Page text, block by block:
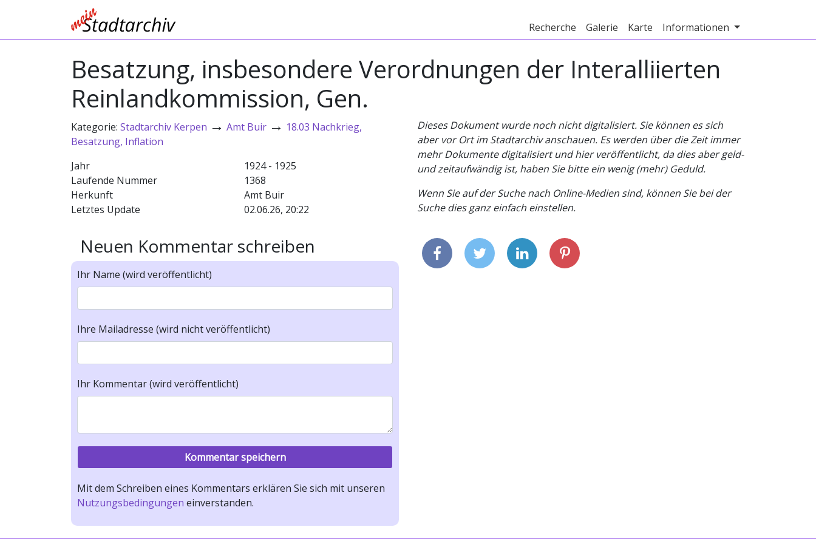
Recherche Galerie Karte Informationen
Besatzung, insbesondere Verordnungen der Interalliierten
Reinlandkommission, Gen.
Kategorie: Stadtarchiv Kerpen → Amt Buir → 18.03 Nachkrieg,
Besatzung, Inflation
Jahr
1924 - 1925
Laufende Nummer
1368
Herkunft
Amt Buir
Letztes Update
02.06.26, 20:22
Neuen Kommentar schreiben
Ihr Name (wird veröffentlicht)
Ihre Mailadresse (wird nicht veröffentlicht)
Ihr Kommentar (wird veröffentlicht)
Mit dem Schreiben eines Kommentars erklären Sie sich mit unseren
Nutzungsbedingungen einverstanden.
Dieses Dokument wurde noch nicht digitalisiert. Sie können es sich
aber vor Ort im Stadtarchiv anschauen. Es werden über die Zeit immer
mehr Dokumente digitalisiert und hier veröffentlicht, da dies aber geld-
und zeitaufwändig ist, haben Sie bitte ein wenig (mehr) Geduld.
Wenn Sie auf der Suche nach Online-Medien sind, können Sie bei der
Suche dies ganz einfach einstellen.